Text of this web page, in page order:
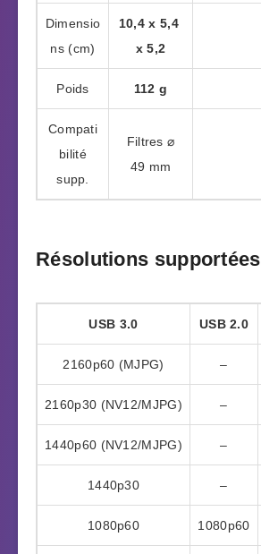
Dimensio
ns (cm)
10,4 x 5,4
x 5,2
Poids 112 g
Compati
bilité
supp.
Filtres ⌀
49 mm
Résolutions supportées
USB 3.0 USB 2.0
2160p60 (MJPG) –
2160p30 (NV12/MJPG) –
1440p60 (NV12/MJPG) –
1440p30 –
1080p60 1080p60